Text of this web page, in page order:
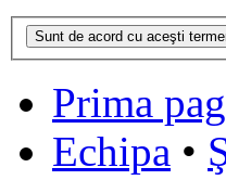
Prima
Echipa •